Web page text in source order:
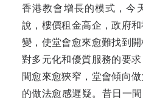
香港教會增長的模式，今
說，樓價租金高企，政府
變，使堂會愈來愈難找到
對多元化和優質服務的要
間愈來愈狹窄，堂會傾向
的做法愈感遲疑。昔日一